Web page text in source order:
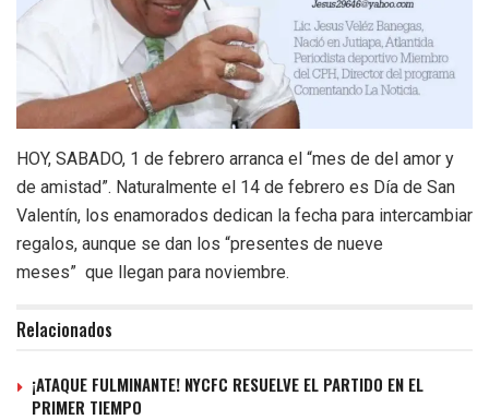
HOY, SABADO, 1 de febrero arranca el “mes de del amor y
de amistad”. Naturalmente el 14 de febrero es Día de San
Valentín, los enamorados dedican la fecha para intercambiar
regalos, aunque se dan los “presentes de nueve
meses” que llegan para noviembre.
Relacionados
¡ATAQUE FULMINANTE! NYCFC RESUELVE EL PARTIDO EN EL
PRIMER TIEMPO